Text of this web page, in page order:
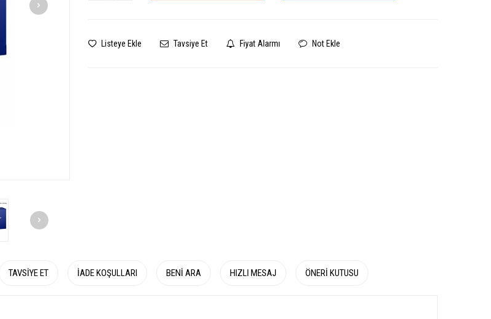
Listeye Ekle Tavsiye Et Fiyat Alarmı Not Ekle
TAVSIYE ET İADE KOŞULLARI BENI ARA HIZLI MESAJ ÖNERI KUTUSU